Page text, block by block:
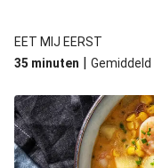
EET MIJ EERST
35 minuten | Gemiddeld